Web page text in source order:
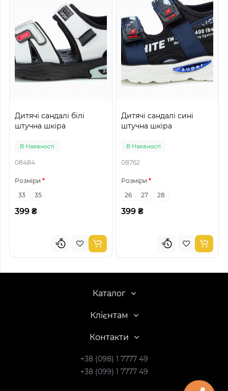
Дитячі сандалі білі
штучна шкіра
В Наявності
08484
Розміри
33
35
399 ₴
Дитячі сандалі сині
штучна шкіра
В Наявності
08762
Розміри
26
27 28
399 ₴
Каталог
Клієнтам
Контакти
+38 (098) 1 7777 49
+38 (099) 1 7777 49